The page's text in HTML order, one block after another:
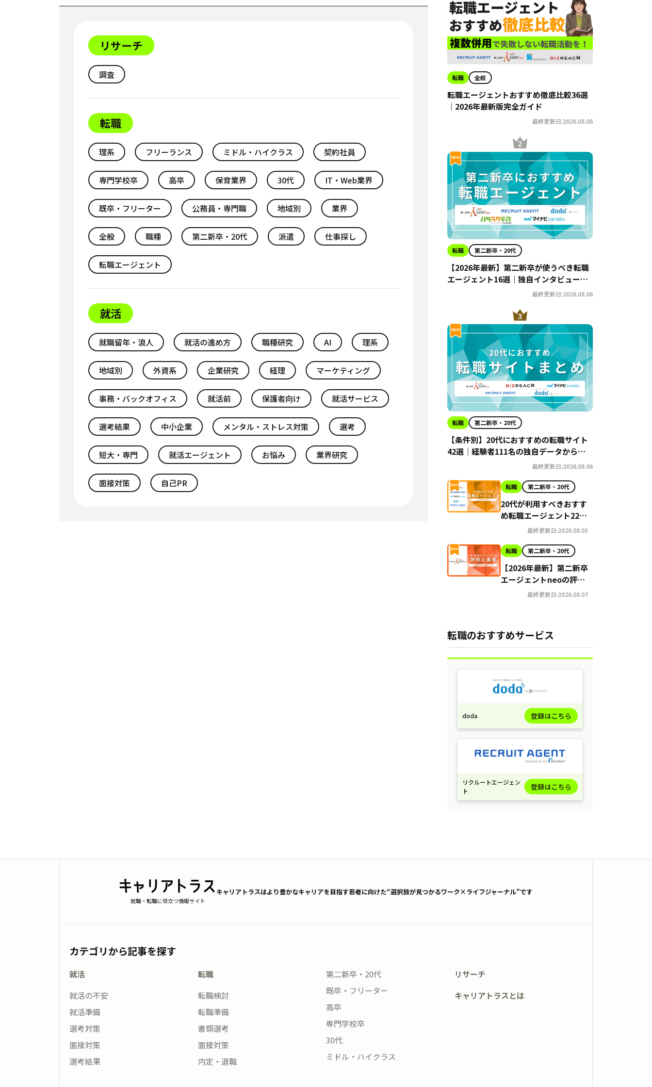
リサーチ
調査
転職
理系 フリーランス ミドル・ハイクラス 契約社員
専門学校卒 高卒 保育業界 30代 IT・Web業界
既卒・フリーター 公務員・専門職 地域別 業界
全般 職種 第二新卒・20代 派遣 仕事探し
転職エージェント
就活
就職留年・浪人 就活の進め方 職種研究 AI 理系
地域別 外資系 企業研究 経理 マーケティング
事務・バックオフィス 就活前 保護者向け 就活サービス
選考結果 中小企業 メンタル・ストレス対策 選考
短大・専門 就活エージェント お悩み 業界研究
面接対策 自己PR
転職 全般
転職エージェントおすすめ徹底比較36選
｜2026年最新版完全ガイド
最終更新日:2026.08.06
転職 第二新卒・20代
【2026年最新】第二新卒が使うべき転職
エージェント16選｜独自インタビューか
らわかるおすすめ理由・サービスの特徴
最終更新日:2026.08.06
転職 第二新卒・20代
【条件別】20代におすすめの転職サイト
42選｜経験者111名の独自データから導
最終更新日:2026.08.06
転職 第二新卒・20代
20代が利用すべきおすす
め転職エージェント22選
【2026年最新】
最終更新日:2026.08.03
転職 第二新卒・20代
【2026年最新】第二新卒
エージェントneoの評判
はやばい？Google口コ
最終更新日:2026.08.07
転職のおすすめサービス
doda 登録はこちら
リクルートエージェン
ト
登録はこちら
就職・転職に役立つ情報サイト
キャリアトラスはより豊かなキャリアを目指す若者に向けた“選択肢が見つかるワーク×ライフジャーナル”です
カテゴリから記事を探す
就活
就活の不安
就活準備
選考対策
面接対策
選考結果
転職
転職検討
転職準備
書類選考
面接対策
内定・退職
第二新卒・20代
既卒・フリーター
高卒
専門学校卒
30代
ミドル・ハイクラス
リサーチ
キャリアトラスとは